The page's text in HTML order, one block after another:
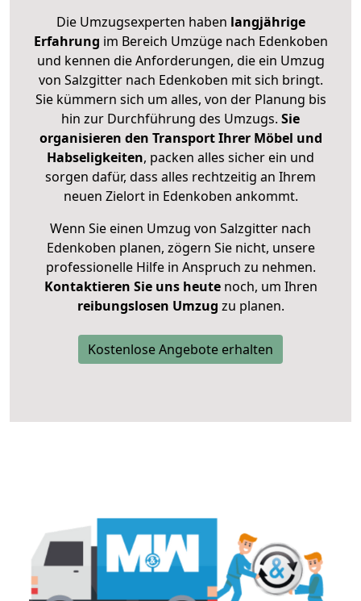
Die Umzugsexperten haben langjährige
Erfahrung im Bereich Umzüge nach Edenkoben
und kennen die Anforderungen, die ein Umzug
von Salzgitter nach Edenkoben mit sich bringt.
Sie kümmern sich um alles, von der Planung bis
hin zur Durchführung des Umzugs. Sie
organisieren den Transport Ihrer Möbel und
Habseligkeiten, packen alles sicher ein und
sorgen dafür, dass alles rechtzeitig an Ihrem
neuen Zielort in Edenkoben ankommt.
Wenn Sie einen Umzug von Salzgitter nach
Edenkoben planen, zögern Sie nicht, unsere
professionelle Hilfe in Anspruch zu nehmen.
Kontaktieren Sie uns heutenoch, um Ihren
reibungslosen Umzug zu planen.
Kostenlose Angebote erhalten